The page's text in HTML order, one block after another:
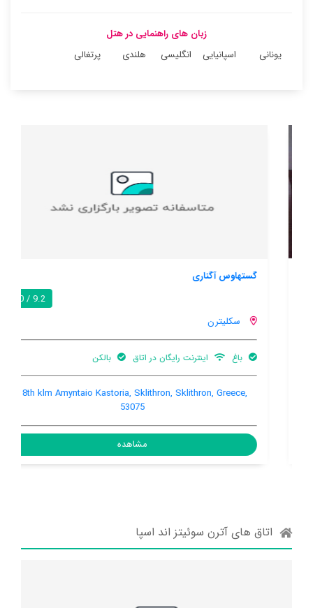
زبان های راهنمایی در هتل
یونانی
اسپانیایی انگلیسی هلندی پرتغالی
گستهاوس آگناری
سکلیترن
باغ اینترنت رایگان در اتاق بالکن
18th klm Amyntaio Kastoria, Sklithron, Sklithron, Greece,
53075
مشاهده
اتاق های آترن سوئیتز اند اسپا